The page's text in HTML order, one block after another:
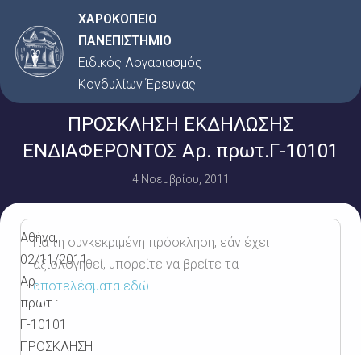
στο
περιεχόμενο
ΧΑΡΟΚΟΠΕΙΟ
ΠΑΝΕΠΙΣΤΗΜΙΟ
Ειδικός Λογαριασμός
Κονδυλίων Έρευνας
Menu
ΠΡΟΣΚΛΗΣΗ ΕΚΔΗΛΩΣΗΣ
ΕΝΔΙΑΦΕΡΟΝΤΟΣ Αρ. πρωτ.Γ-10101
4 Νοεμβρίου, 2011
Αθήνα,
02/11/2011
Αρ.
πρωτ.:
Γ-10101
ΠΡΟΣΚΛΗΣΗ
Για τη συγκεκριμένη πρόσκληση, εάν έχει
αξιολογηθεί, μπορείτε να βρείτε τα
αποτελέσματα εδώ